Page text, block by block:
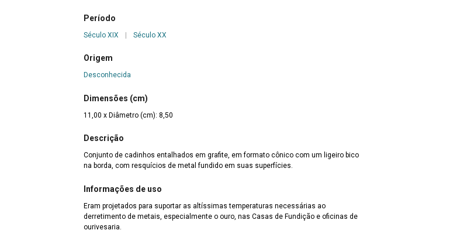
Período
Século XIX Século XX
Origem
Desconhecida
Dimensões (cm)
11,00 x Diâmetro (cm): 8,50
Descrição
Conjunto de cadinhos entalhados em grafite, em formato cônico com um ligeiro bico
na borda, com resquícios de metal fundido em suas superfícies.
Informações de uso
Eram projetados para suportar as altíssimas temperaturas necessárias ao
derretimento de metais, especialmente o ouro, nas Casas de Fundição e oficinas de
ourivesaria.